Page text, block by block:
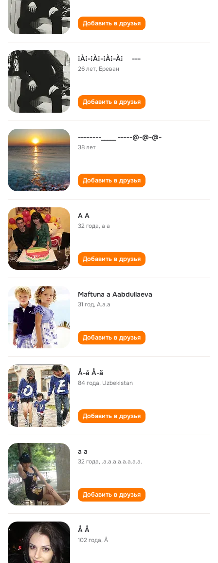
Добавить в друзья
⁞À⁞-⁞À⁞-⁞À⁞-À⁞ ---
26 лет, Ереван
Добавить в друзья
--------_____ -----@-@-@-
38 лет
Добавить в друзья
A A
32 года,a a
Добавить в друзья
Maftuna a Aabdullaeva
31 год,A.a.a
Добавить в друзья
Å-å Å-ä
84 года, Uzbekistan
Добавить в друзья
a a
32 года, .a.a.a.a.a.a.a.a.
Добавить в друзья
Å Å
102 года,Å